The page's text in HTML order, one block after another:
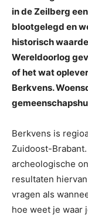
in de Zeilberg
blootgelegd en
historisch
Wereldoorlog
of het wat
Berkvens.
Berkvens is
Zuidoost-
archeologische
resultaten
vragen als
hoe weet je waar